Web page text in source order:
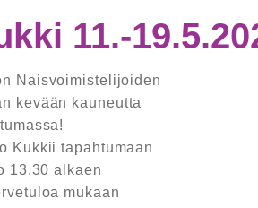
11.-
Naisvoimistelijoiden
kevään kauneutta
Kukkii tapahtumaan
13.30 alkaen
mukaan